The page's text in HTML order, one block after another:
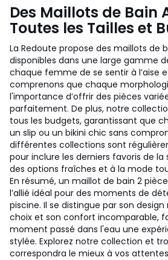
Des Maillots de Bain
Toutes les Tailles et
La Redoute propose des maillots de
disponibles dans une large gamme
chaque femme de se sentir à l’aise
comprenons que chaque
l'importance d’offrir des pièces
parfaitement. De plus, notre
tous les budgets, garantissant que
un slip ou un bikini chic sans
différentes collections sont
pour inclure les derniers favoris de la
des options fraîches et à la mode
En résumé, un maillot de bain 2
l’allié idéal pour des moments de
piscine. Il se distingue par son
choix et son confort incomparable,
moment passé dans l'eau une
stylée. Explorez notre collection et
correspondra le mieux à vos